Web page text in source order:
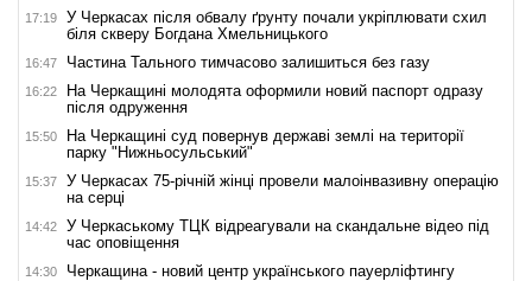
17:19
У Черкасах після обвалу ґрунту почали укріплювати схил
біля скверу Богдана Хмельницького
16:47 Частина Тального тимчасово залишиться без газу
16:22
На Черкащині молодята оформили новий паспорт одразу
після одруження
15:50
На Черкащині суд повернув державі землі на території
парку "Нижньосульський"
15:37
У Черкасах 75-річній жінці провели малоінвазивну операцію
на серці
14:42
У Черкаському ТЦК відреагували на скандальне відео під
час оповіщення
14:30 Черкащина - новий центр українського пауерліфтингу